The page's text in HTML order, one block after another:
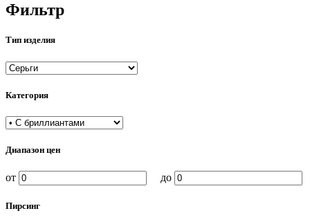
Фильтр
Тип изделия
Категория
Диапазон цен
от до
Пирсинг